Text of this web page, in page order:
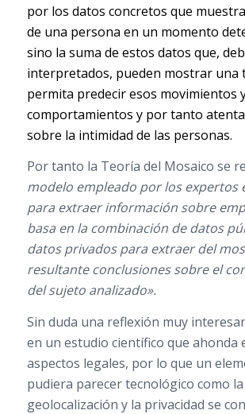
por los datos concretos que
de una persona en un momento
sino la suma de estos datos que,
interpretados, pueden mostrar una
permita predecir esos movimientos
comportamientos y por tanto
sobre la intimidad de las personas.
Por tanto la Teoría del Mosaico se
modelo empleado por los expertos
para extraer información sobre
basa en la combinación de datos
datos privados para extraer del
resultante conclusiones sobre el
del sujeto analizado».
Sin duda una reflexión muy
en un estudio científico que ahonda
aspectos legales, por lo que un
pudiera parecer tecnológico como la
geolocalización y la privacidad se